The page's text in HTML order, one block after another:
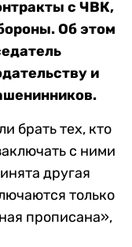
с ЧВК,
Об этом
и
брать тех, кто
с ними
другая
только
прописана»,